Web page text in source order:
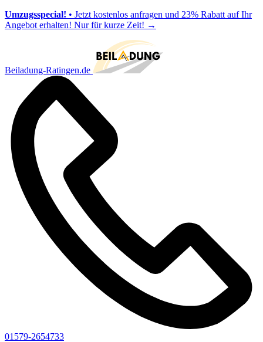
Umzugsspecial! • Jetzt kostenlos anfragen und 23% Rabatt auf Ihr
Angebot erhalten! Nur für kurze Zeit! →
Beiladung-Ratingen.de
01579-2654733